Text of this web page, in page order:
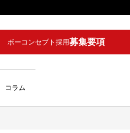
ボーコンセプト採用募集要項
コラム